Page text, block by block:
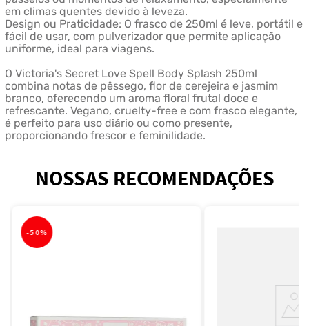
em climas quentes devido à leveza.
Design ou Praticidade: O frasco de 250ml é leve, portátil e
fácil de usar, com pulverizador que permite aplicação
uniforme, ideal para viagens.
O Victoria's Secret Love Spell Body Splash 250ml
combina notas de pêssego, flor de cerejeira e jasmim
branco, oferecendo um aroma floral frutal doce e
refrescante. Vegano, cruelty-free e com frasco elegante,
é perfeito para uso diário ou como presente,
proporcionando frescor e feminilidade.
NOSSAS RECOMENDAÇÕES
-50%